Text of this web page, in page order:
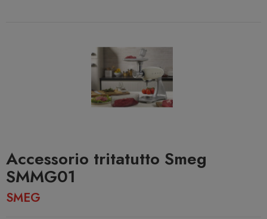
Accessorio tritatutto Smeg
SMMG01
SMEG